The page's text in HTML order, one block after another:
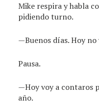
Mike respira y habla
pidiendo turno.
—Buenos días. Hoy no
Pausa.
—Hoy voy a contaros
año.